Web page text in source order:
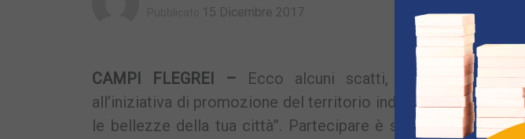
15 Dicembre 2017
CAMPI FLEGREI – Ecco alcuni scatti, giunti alla
all’iniziativa di promozione del territorio indetta da Cronaca
le bellezze della tua città”. Partecipare è semplice: basta